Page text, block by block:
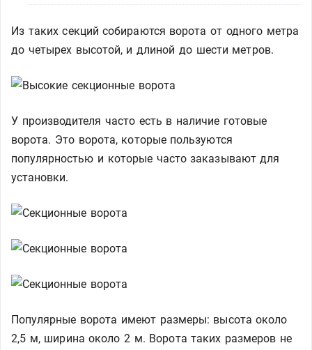
Из таких секций собираются ворота от одного метра
до четырех высотой, и длиной до шести метров.
У производителя часто есть в наличие готовые
ворота. Это ворота, которые пользуются
популярностью и которые часто заказывают для
установки.
Популярные ворота имеют размеры: высота около
2,5 м, ширина около 2 м. Ворота таких размеров не